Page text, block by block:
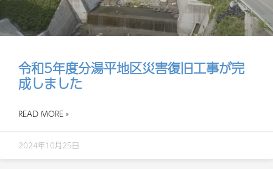
令和5年度分湯平地区災害復旧工事が完
成しました
READ MORE »
2024年10月25日